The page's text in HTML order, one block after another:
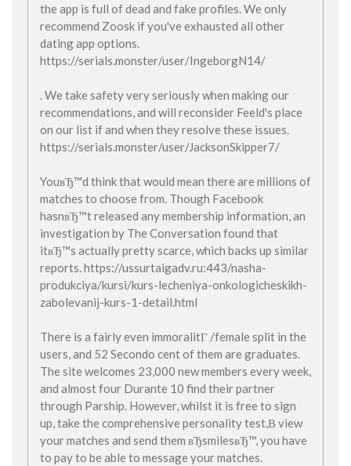
the app is full of dead and fake profiles. We only
recommend Zoosk if you've exhausted all other
dating app options.
https://serials.monster/user/IngeborgN14/
. We take safety very seriously when making our
recommendations, and will reconsider Feeld's place
on our list if and when they resolve these issues.
https://serials.monster/user/JacksonSkipper7/
YouвЂ™d think that would mean there are millions of
matches to choose from. Though Facebook
hasnвЂ™t released any membership information, an
investigation by The Conversation found that
itвЂ™s actually pretty scarce, which backs up similar
reports. https://ussurtaigadv.ru:443/nasha-
produkciya/kursi/kurs-lecheniya-onkologicheskikh-
zabolevanij-kurs-1-detail.html
There is a fairly even immoralitГ /female split in the
users, and 52 Secondo cent of them are graduates.
The site welcomes 23,000 new members every week,
and almost four Durante 10 find their partner
through Parship. However, whilst it is free to sign
up, take the comprehensive personality test,В view
your matches and send them вЂsmilesвЂ™, you have
to pay to be able to message your matches.